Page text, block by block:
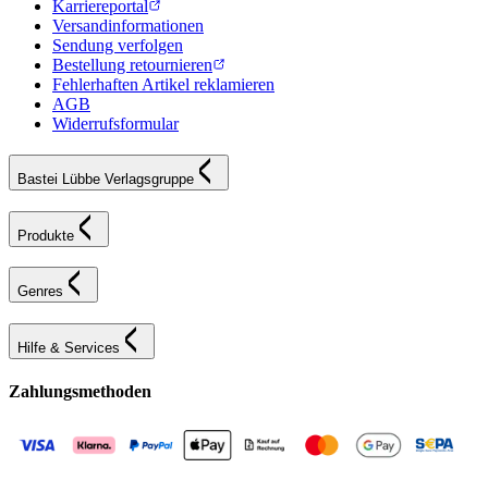
Karriereportal
Versandinformationen
Sendung verfolgen
Bestellung retournieren
Fehlerhaften Artikel reklamieren
AGB
Widerrufsformular
Bastei Lübbe Verlagsgruppe
Produkte
Genres
Hilfe & Services
Zahlungsmethoden